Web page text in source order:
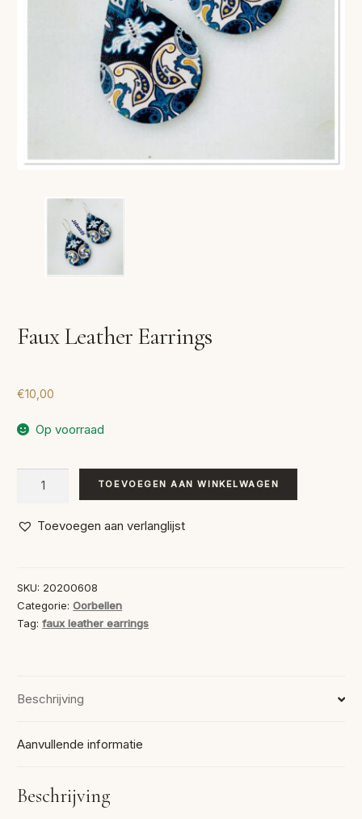
VERZENDKOSTEN
VOLG BESTELLING
Faux Leather Earrings
€10,00
Op voorraad
Faux
Earrings
TOEVOEGEN AAN WINKELWAGEN
Toevoegen aan verlanglijst
SKU: 20200608
Categorie:Oorbellen
Tag:faux leather earrings
Beschrijving
Aanvullende informatie
Beschrijving